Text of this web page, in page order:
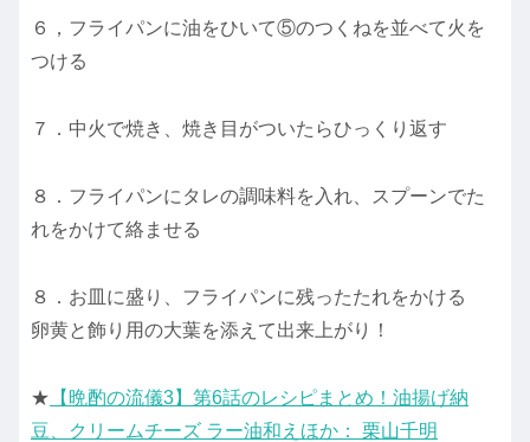
６，フライパンに油をひいて⑤のつくねを並べて火を
つける
７．中火で焼き、焼き目がついたらひっくり返す
８．フライパンにタレの調味料を入れ、スプーンでた
れをかけて絡ませる
８．お皿に盛り、フライパンに残ったたれをかける
卵黄と飾り用の大葉を添えて出来上がり！
★ 【晩酌の流儀3】第6話のレシピまとめ！油揚げ納
豆、クリームチーズ ラー油和えほか： 栗山千明